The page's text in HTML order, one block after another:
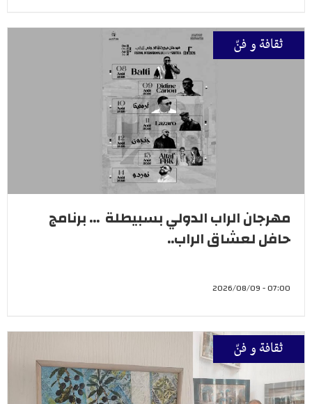
ثقافة و فنّ
مهرجان الراب الدولي بسبيطلة ... برنامج
حافل لعشاق الراب..
07:00 - 2026/08/09
ثقافة و فنّ